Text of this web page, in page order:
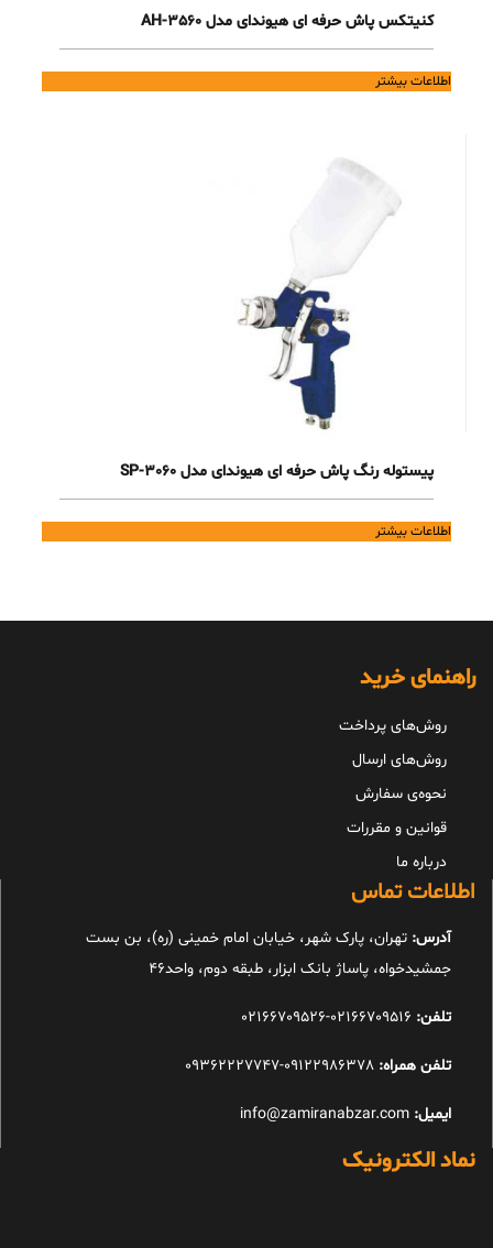
کنیتکس پاش حرفه ای هیوندای مدل 3560-AH
اطلاعات بیشتر
پیستوله رنگ پاش حرفه ای هیوندای مدل 3060-SP
اطلاعات بیشتر
راهنمای خرید
روش‌های پرداخت
روش‌های ارسال
نحوه‌ی سفارش
قوانین و مقررات
درباره ما
اطلاعات تماس
آدرس: تهران، پارک شهر، خیابان امام خمینی (ره)، بن بست
جمشیدخواه، پاساژ بانک ابزار، طبقه دوم، واحد46
تلفن:
تلفن همراه: 09122986378-09362227747
ایمیل:
نماد الکترونیک